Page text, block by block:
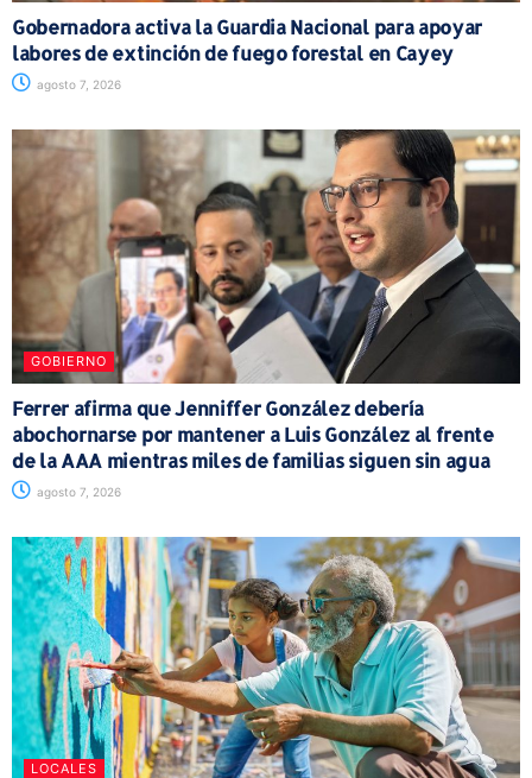
Gobernadora activa la Guardia Nacional para apoyar
labores de extinción de fuego forestal en Cayey
agosto 7, 2026
GOBIERNO
Ferrer afirma que Jenniffer González debería
abochornarse por mantener a Luis González al frente
de la AAA mientras miles de familias siguen sin agua
agosto 7, 2026
LOCALES